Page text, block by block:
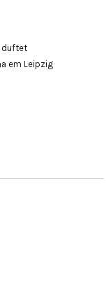
duftet
em Leipzig